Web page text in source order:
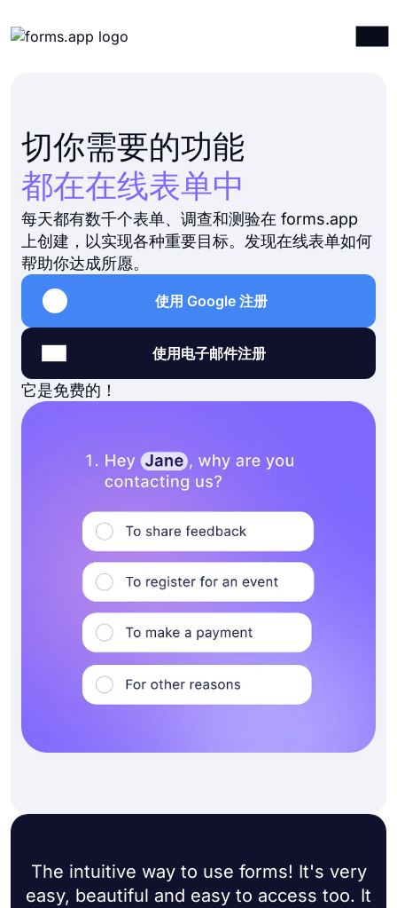
模板
资源
价格计划
切你需要的功能
都在在线表单中
每天都有数千个表单、调查和测验在 forms.app
上创建，以实现各种重要目标。发现在线表单如何
帮助你达成所愿。
使用 Google 注册
使用电子邮件注册
它是免费的！
The intuitive way to use forms! It's very
easy, beautiful and easy to access too. It